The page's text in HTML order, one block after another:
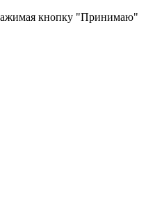
кнопку "Принимаю"